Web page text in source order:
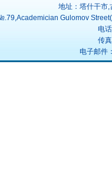
地址：塔什干市
Gulomov
电
传
电子邮件